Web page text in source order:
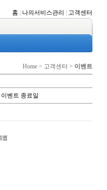
홈 나의서비스관리 고객센터
Home > 고객센터 > 이벤트
이벤트 종료일